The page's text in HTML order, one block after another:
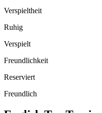
Verspieltheit
Ruhig
Verspielt
Freundlichkeit
Reserviert
Freundlich